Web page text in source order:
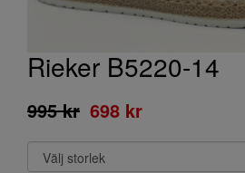
Rieker B5220-14
995 kr 698 kr